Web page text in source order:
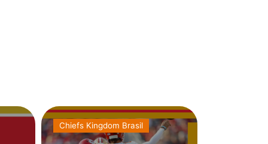
Chiefs Kingdom Brasil